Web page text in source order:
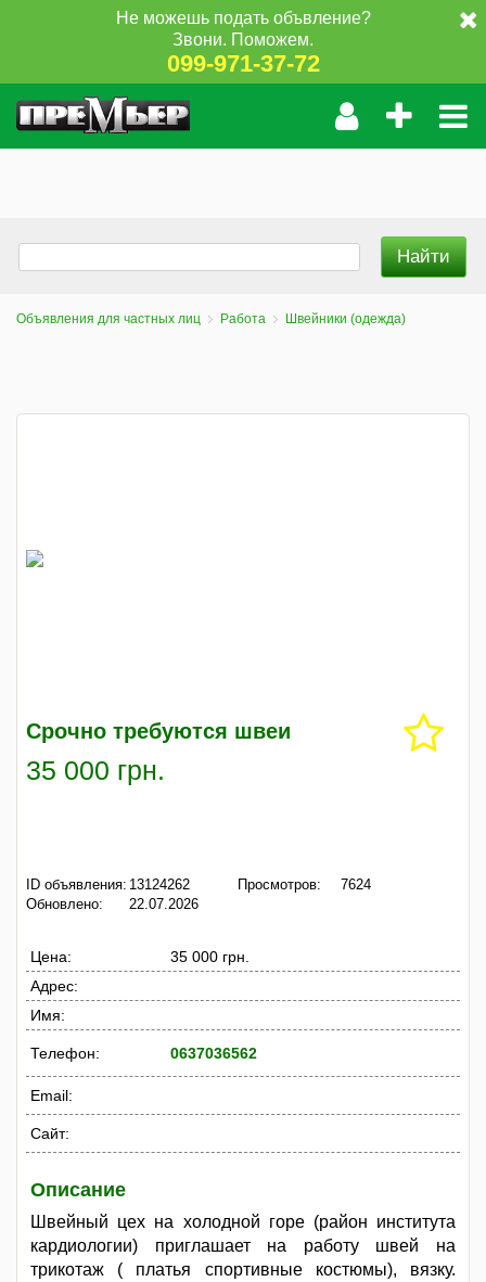
Не можешь подать объвление?
Звони. Поможем.
099-971-37-72
Объявления для частных лиц Работа Швейники (одежда)
Срочно требуются швеи
35 000 грн.
ID объявления: 13124262
Обновлено:
22.07.2026
Просмотров: 7624
Цена:
35 000 грн.
Адрес:
Имя:
Телефон: 0637036562
Email:
Сайт:
Описание
Швейный цех на холодной горе (район института
кардиологии) приглашает на работу швей на
трикотаж ( платья спортивные костюмы), вязку.